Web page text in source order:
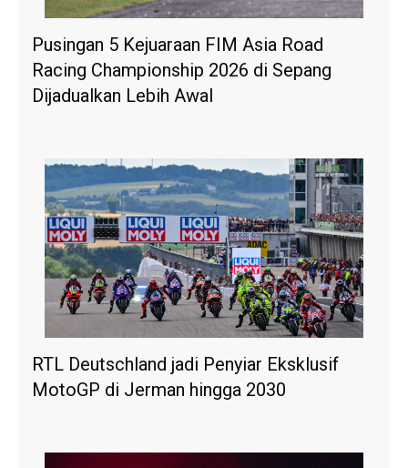
Pusingan 5 Kejuaraan FIM Asia Road
Racing Championship 2026 di Sepang
Dijadualkan Lebih Awal
RTL Deutschland jadi Penyiar Eksklusif
MotoGP di Jerman hingga 2030